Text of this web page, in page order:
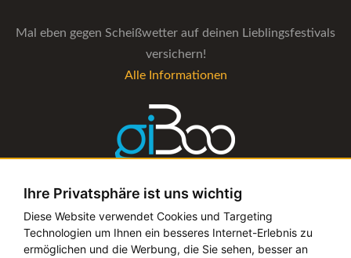
Ihre Privatsphäre ist uns wichtig
Diese Website verwendet Cookies und Targeting
Technologien um Ihnen ein besseres Internet-Erlebnis zu
ermöglichen und die Werbung, die Sie sehen, besser an
Mal eben gegen Scheißwetter auf deinen Lieblingsfestivals
versichern!
Alle Informationen
Die Verwaltungs-Software für alle Künstler- und
Bookingagenturen